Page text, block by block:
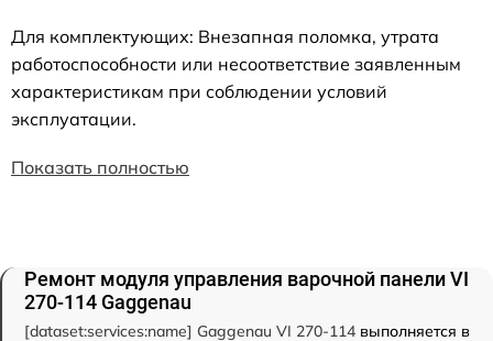
Для комплектующих: Внезапная поломка, утрата
работоспособности или несоответствие заявленным
характеристикам при соблюдении условий
эксплуатации.
Показать полностью
Ремонт модуля управления варочной панели VI
270-114 Gaggenau
[dataset:services:name] Gaggenau VI 270-114 выполняется в